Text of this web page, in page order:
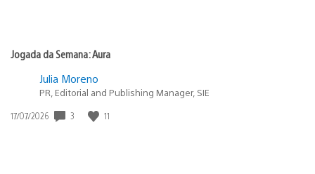
Jogada da Semana: Aura
Julia Moreno
PR, Editorial and Publishing Manager, SIE
Data
17/07/2026 3 11